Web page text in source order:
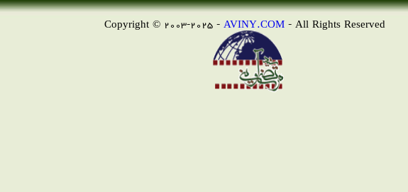
AVINY.COM - All Rights Reserved